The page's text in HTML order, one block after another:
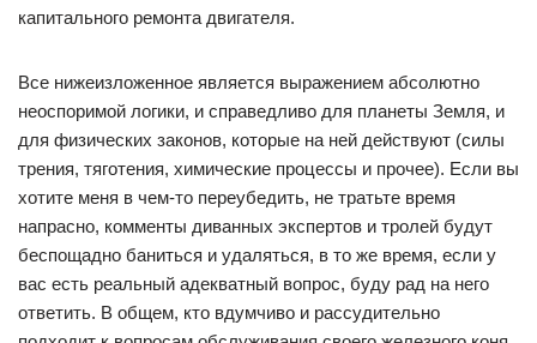
капитального ремонта двигателя.
Все нижеизложенное является выражением абсолютно
неоспоримой логики, и справедливо для планеты Земля, и
для физических законов, которые на ней действуют (силы
трения, тяготения, химические процессы и прочее). Если вы
хотите меня в чем-то переубедить, не тратьте время
напрасно, комменты диванных экспертов и тролей будут
беспощадно баниться и удаляться, в то же время, если у
вас есть реальный адекватный вопрос, буду рад на него
ответить. В общем, кто вдумчиво и рассудительно